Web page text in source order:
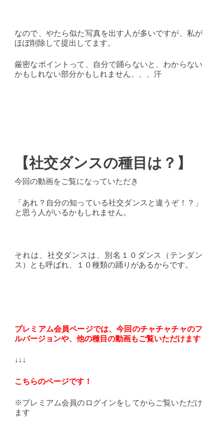
なので、やたら似た写真を出す人が多いですが、私が
ほぼ削除して提出してます。
厳密なポイントって、自分で踊らないと、わからない
かもしれない部分かもしれません、、、汗
【社交ダンスの種目は？】
今回の動画をご覧になっていただき
「あれ？自分の知っている社交ダンスと違うぞ！？」
と思う人がいるかもしれません。
それは、社交ダンスは、別名１０ダンス（テンダン
ス）とも呼ばれ、１０種類の踊りがあるからです。
プレミアム会員ページでは、今回のチャチャチャのフ
ルバージョンや、他の種目の動画もご覧いただけます
↓↓↓
こちらのページです！
※プレミアム会員のログインをしてからご覧いただけ
ます